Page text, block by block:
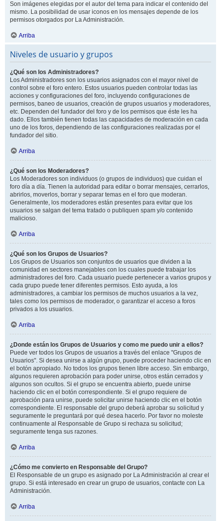
Son imágenes elegidas por el autor del tema para indicar el contenido del
mismo. La posibilidad de usar iconos en los mensajes depende de los
permisos otorgados por La Administración.
Arriba
Niveles de usuario y grupos
¿Qué son los Administradores?
Los Administradores son los usuarios asignados con el mayor nivel de
control sobre el foro entero. Estos usuarios pueden controlar todas las
acciones y configuraciones del foro, incluyendo configuraciones de
permisos, baneo de usuarios, creación de grupos usuarios y moderadores,
etc. Dependen del fundador del foro y de los permisos que éste les ha
dado. Ellos también tienen todas las capacidades de moderación en cada
uno de los foros, dependiendo de las configuraciones realizadas por el
fundador del sitio.
Arriba
¿Qué son los Moderadores?
Los Moderadores son individuos (o grupos de individuos) que cuidan el
foro día a día. Tienen la autoridad para editar o borrar mensajes, cerrarlos,
abrirlos, moverlos, borrar y separar temas en el foro que moderan.
Generalmente, los moderadores están presentes para evitar que los
usuarios se salgan del tema tratado o publiquen spam y/o contenido
malicioso.
Arriba
¿Qué son los Grupos de Usuarios?
Los Grupos de Usuarios son conjuntos de usuarios que dividen a la
comunidad en sectores manejables con los cuales puede trabajar los
administradores del foro. Cada usuario puede pertenecer a varios grupos y
cada grupo puede tener diferentes permisos. Esto ayuda, a los
administradores, a cambiar los permisos de muchos usuarios a la vez,
tales como los permisos de moderador, o garantizar el acceso a foros
privados a los usuarios.
Arriba
¿Donde están los Grupos de Usuarios y como me puedo unir a ellos?
Puede ver todos los Grupos de usuarios a través del enlace "Grupos de
Usuarios". Si desea unirse a algún grupo, puede proceder haciendo clic en
el botón apropiado. No todos los grupos tienen libre acceso. Sin embargo,
algunos requieren aprobación para poder unirse, otros están cerrados y
algunos son ocultos. Si el grupo se encuentra abierto, puede unirse
haciendo clic en el botón correspondiente. Si el grupo requiere de
aprobación para unirse, puede solicitar unirse haciendo clic en el botón
correspondiente. El responsable del grupo deberá aprobar su solicitud y
seguramente le preguntará por qué desea hacerlo. Por favor no moleste
continuamente al Responsable de Grupo si rechaza su solicitud;
seguramente tenga sus razones.
Arriba
¿Cómo me convierto en Responsable del Grupo?
El Responsable de un grupo es asignado por La Administración al crear el
grupo. Si está interesado en crear un grupo de usuarios, contacte con La
Administración.
Arriba